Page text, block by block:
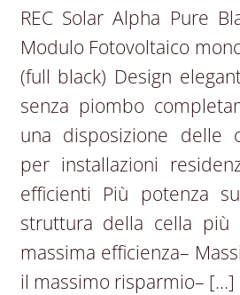
REC Solar Alpha Pure
Modulo Fotovoltaico
(full black) Design
senza piombo
una disposizione delle
per installazioni
efficienti Più potenza
struttura della cella più
massima efficienza–
il massimo risparmio– […]